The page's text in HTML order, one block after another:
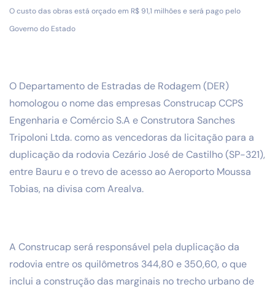
O custo das obras está orçado em R$ 91,1 milhões e será pago pelo
Governo do Estado
O Departamento de Estradas de Rodagem (DER)
homologou o nome das empresas Construcap CCPS
Engenharia e Comércio S.A e Construtora Sanches
Tripoloni Ltda. como as vencedoras da licitação para a
duplicação da rodovia Cezário José de Castilho (SP-321),
entre Bauru e o trevo de acesso ao Aeroporto Moussa
Tobias, na divisa com Arealva.
A Construcap será responsável pela duplicação da
rodovia entre os quilômetros 344,80 e 350,60, o que
inclui a construção das marginais no trecho urbano de